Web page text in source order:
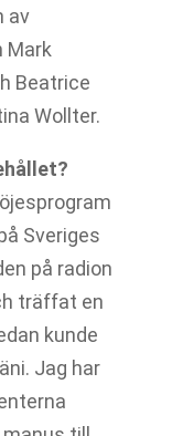
av
Mark
Beatrice
Wollter.
Sveriges
på radion
träffat en
kunde
Jag har